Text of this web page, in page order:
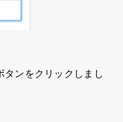
タンをクリックしまし